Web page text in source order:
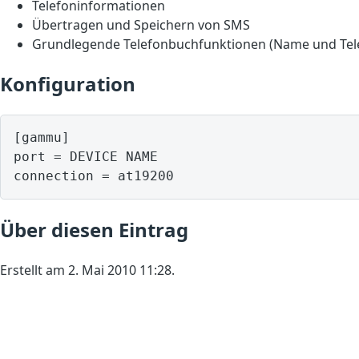
Telefoninformationen
Übertragen und Speichern von SMS
Grundlegende Telefonbuchfunktionen (Name und
Konfiguration
[gammu]
port = DEVICE NAME
Über diesen Eintrag
Erstellt am 2. Mai 2010 11:28.